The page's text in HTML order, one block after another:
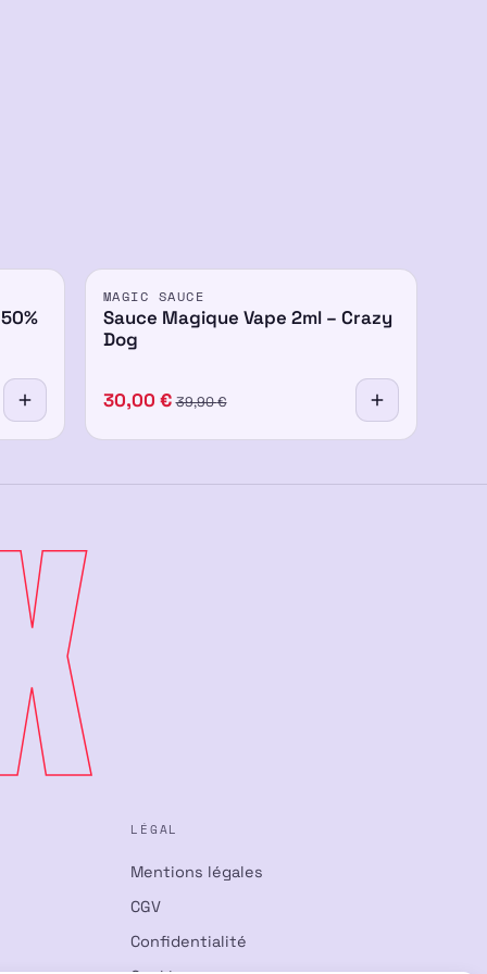
MAGIC SAUCE
Sauce Magique Vape 2ml – Crazy
Dog
30,00 € 39,90€
LÉGAL
Mentions légales
CGV
Confidentialité